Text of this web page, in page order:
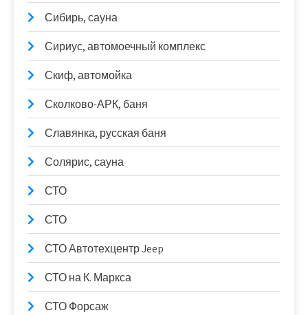
Сибирь, сауна
Сириус, автомоечный комплекс
Скиф, автомойка
Сколково-АРК, баня
Славянка, русская баня
Солярис, сауна
СТО
СТО
СТО Автотехцентр Jeep
СТО на К. Маркса
СТО Форсаж